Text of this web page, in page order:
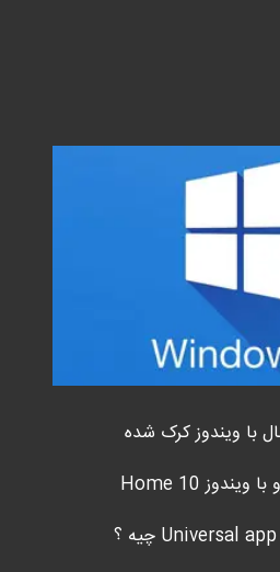
با ویندوز کرک شده